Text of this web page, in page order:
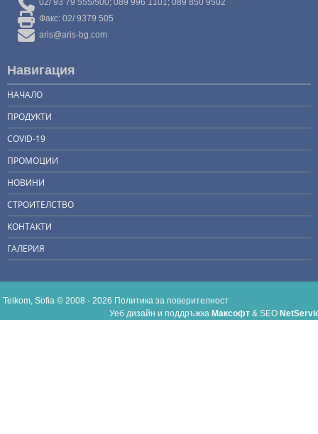
02/ 93 79 555/500; 089 996 1101; 089 850 9502
Факс: 02/ 9379 505
aris@aris-bg.com
Навигация
НАЧАЛО
ПРОДУКТИ
COVID-19
ПРОМОЦИИ
НОВИНИ
СТРОИТЕЛСТВО
КОНТАКТИ
ГАЛЕРИЯ
Telkom, Sofia © 2008 - 2026 Политика за поверителност
Уеб дизайн и поддръжка Максофт & SEO